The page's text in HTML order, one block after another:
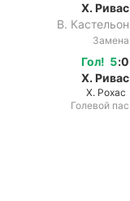
Х. Ривас
В. Кастельон
Замена
Гол! 5:0
Х. Ривас
Х. Рохас
Голевой пас